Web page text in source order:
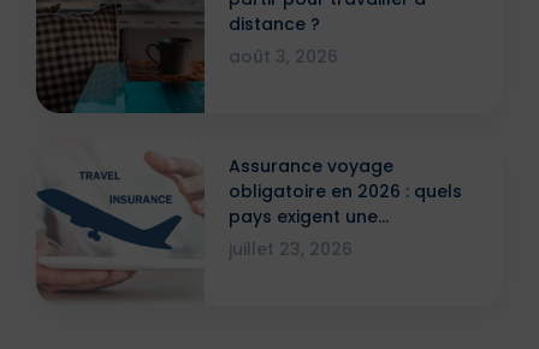
distance ?
août 3, 2026
Assurance voyage
obligatoire en 2026 : quels
pays exigent une
attestation ?
juillet 23, 2026